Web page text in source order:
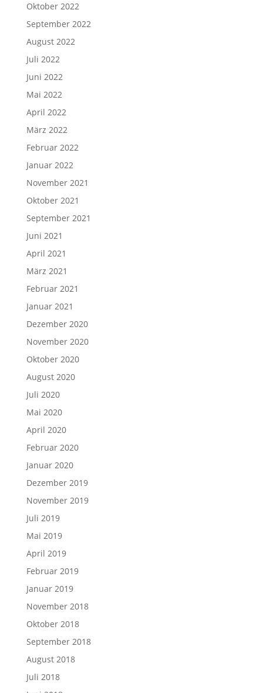
Oktober 2022
September 2022
August 2022
Juli 2022
Juni 2022
Mai 2022
April 2022
März 2022
Februar 2022
Januar 2022
November 2021
Oktober 2021
September 2021
Juni 2021
April 2021
März 2021
Februar 2021
Januar 2021
Dezember 2020
November 2020
Oktober 2020
August 2020
Juli 2020
Mai 2020
April 2020
Februar 2020
Januar 2020
Dezember 2019
November 2019
Juli 2019
Mai 2019
April 2019
Februar 2019
Januar 2019
November 2018
Oktober 2018
September 2018
August 2018
Juli 2018